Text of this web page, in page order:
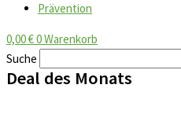
Prävention
0,00€0Warenkorb
Suche
Deal des Monats